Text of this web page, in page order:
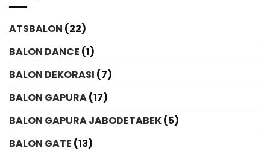
ATSBALON (22)
BALON DANCE (1)
BALON DEKORASI (7)
BALON GAPURA(17)
BALON GAPURA JABODETABEK(5)
BALON GATE (13)